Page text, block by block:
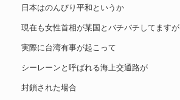
日本はのんびり平和というか
現在も女性首相が某国とバチバチしてますが
実際に台湾有事が起こって
シーレーンと呼ばれる海上交通路が
封鎖された場合